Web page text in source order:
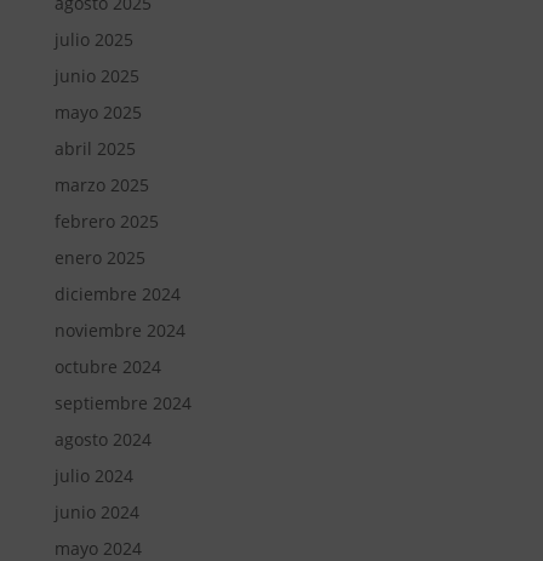
julio 2025
junio 2025
mayo 2025
abril 2025
marzo 2025
febrero 2025
enero 2025
diciembre 2024
noviembre 2024
octubre 2024
septiembre 2024
agosto 2024
julio 2024
junio 2024
mayo 2024